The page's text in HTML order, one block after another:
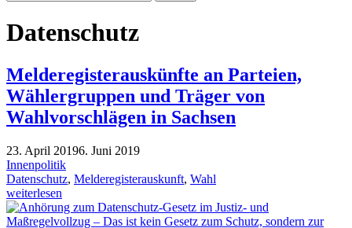
Datenschutz
Melderegisterauskünfte an Parteien,
Wählergruppen und Träger von
Wahlvorschlägen in Sachsen
23. April 20196. Juni 2019
Innenpolitik
Datenschutz, Melderegisterauskunft, Wahl
weiterlesen